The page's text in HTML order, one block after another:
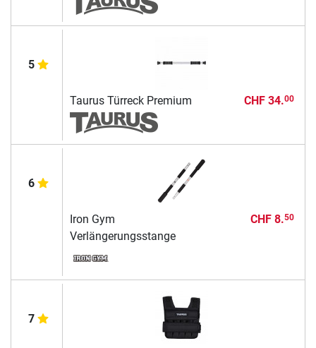
5
Taurus Türreck Premium CHF 34.00
6
Iron Gym
Verlängerungsstange
CHF 8.50
7